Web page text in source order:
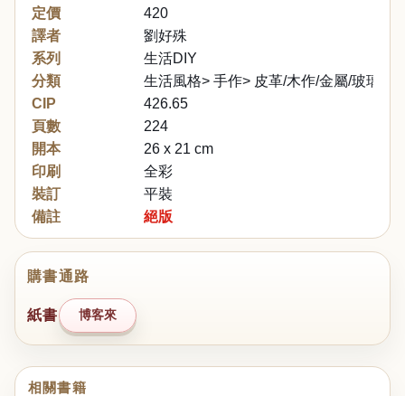
定價
420
譯者
劉好殊
系列
生活DIY
分類
生活風格> 手作> 皮革/木作/金屬/玻璃
CIP
426.65
頁數
224
開本
26 x 21 cm
印刷
全彩
裝訂
平裝
備註
絕版
購書通路
紙書 博客來
相關書籍